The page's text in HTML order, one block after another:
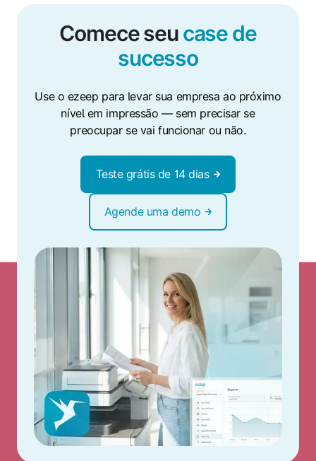
Comece seucase de
sucesso
Use o ezeep para levar sua empresa ao próximo
nível em impressão — sem precisar se
preocupar se vai funcionar ou não.
Teste grátis de 14 dias
Agende uma demo